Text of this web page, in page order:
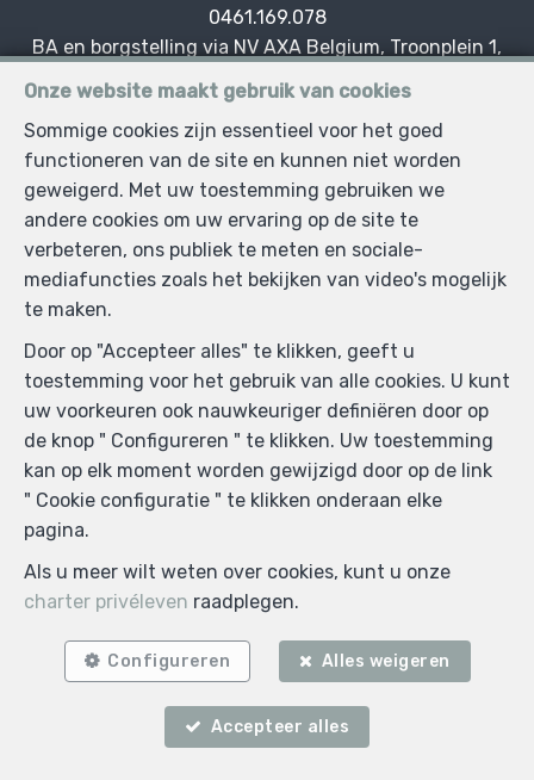
Onze website maakt gebruik van cookies
Sommige cookies zijn essentieel voor het goed
functioneren van de site en kunnen niet worden
geweigerd. Met uw toestemming gebruiken we
andere cookies om uw ervaring op de site te
verbeteren, ons publiek te meten en sociale-
mediafuncties zoals het bekijken van video's mogelijk
te maken.
Door op "Accepteer alles" te klikken, geeft u
toestemming voor het gebruik van alle cookies. U kunt
uw voorkeuren ook nauwkeuriger definiëren door op
de knop " Configureren " te klikken. Uw toestemming
kan op elk moment worden gewijzigd door op de link
" Cookie configuratie " te klikken onderaan elke
pagina.
Als u meer wilt weten over cookies, kunt u onze
charter privéleven raadplegen.
Configureren Alles weigeren
Accepteer alles
0461.169.078
BA en borgstelling via NV AXA Belgium, Troonplein 1,
1000 Brussel (polisnr. 730.390.160) Dekking geldt voor
activiteiten die in België worden uitgevoerd
Xhardez Alain en Magali - Vastgoeddeskundigen
Magali Xhardez erkend vastgoedmakelaar, bemiddelaar,
syndicus en beheerder door het BIV, nr. 507242,
erkenning verkregen in België
Alain Xhardez erkand als vemiddeld vastgoedmakelaar
BIV in België nr. 105 066 en erkand door de Kamer van
Verantwoordelijke anti-witwasbeleid: Alain Xhardez
Toezichthoudende autoriteit: Beroepsinstituut van
Vastgoedmakelaars (BIV), Luxemburgstraat 16B in 1000
Brussel, +32 2 505 38 50, info@biv.be.
Onderworpen aan dedeontologische code van het BIV
derdenrekening van Citf srl : IBAN BE40 7321 0480
Algemene gebruiksvoorwaarden van de website
DESIGNED AND DEVELOPED BY